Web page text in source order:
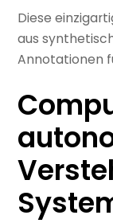
Diese
aus
Annotationen